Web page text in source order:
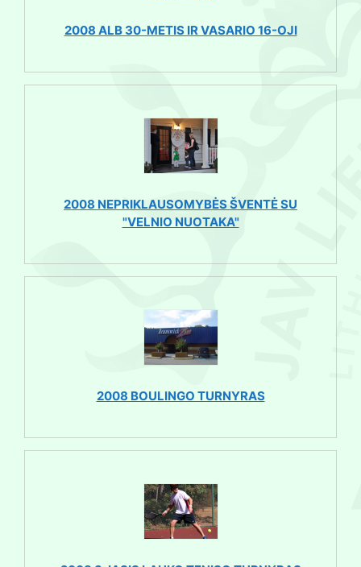
2008 ALB 30-METIS IR VASARIO 16-OJI
2008 NEPRIKLAUSOMYBĖS ŠVENTĖ SU
"VELNIO NUOTAKA"
2008 BOULINGO TURNYRAS